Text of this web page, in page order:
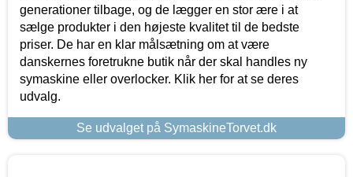
generationer tilbage, og de lægger en stor ære i at
sælge produkter i den højeste kvalitet til de bedste
priser. De har en klar målsætning om at være
danskernes foretrukne butik når der skal handles ny
symaskine eller overlocker. Klik her for at se deres
udvalg.
Se udvalget på SymaskineTorvet.dk